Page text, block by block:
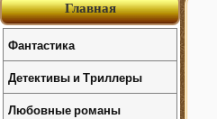
Главная
Фантастика
Детективы и Триллеры
Любовные романы